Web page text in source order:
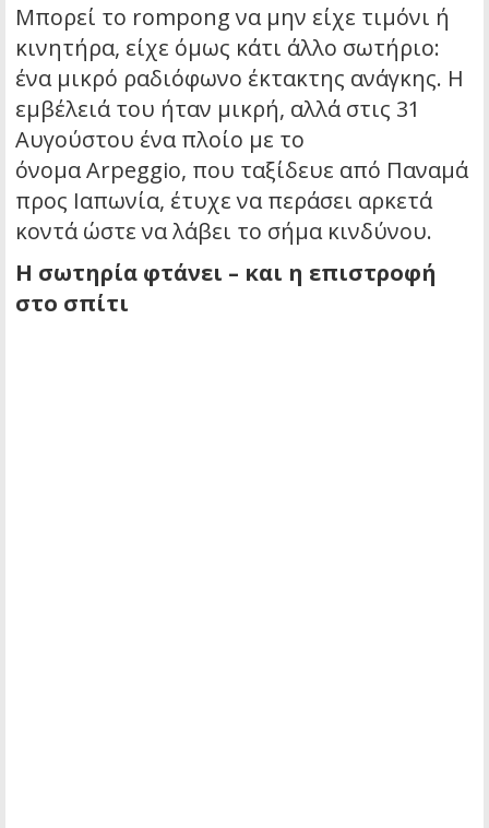
Μπορεί το rompong να μην είχε τιμόνι ή
κινητήρα, είχε όμως κάτι άλλο σωτήριο:
ένα μικρό ραδιόφωνο έκτακτης ανάγκης. Η
εμβέλειά του ήταν μικρή, αλλά στις 31
Αυγούστου ένα πλοίο με το
όνομαArpeggio, που ταξίδευε από Παναμά
προς Ιαπωνία, έτυχε να περάσει αρκετά
κοντά ώστε να λάβει το σήμα κινδύνου.
Η σωτηρία φτάνει – και η επιστροφή
στο σπίτι